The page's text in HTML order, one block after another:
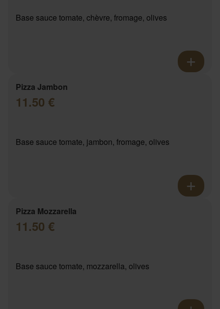
Base sauce tomate, chèvre, fromage, olives
Pizza Jambon
11.50 €
Base sauce tomate, jambon, fromage, olives
Pizza Mozzarella
11.50 €
Base sauce tomate, mozzarella, olives